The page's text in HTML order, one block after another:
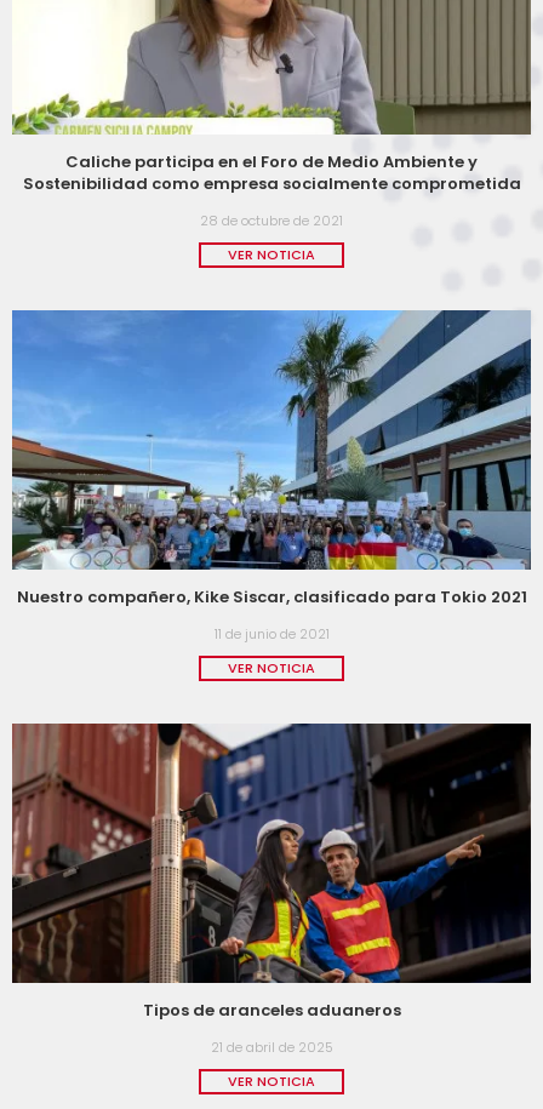
Caliche participa en el Foro de Medio Ambiente y
Sostenibilidad como empresa socialmente comprometida
28 de octubre de 2021
VER NOTICIA
Nuestro compañero, Kike Siscar, clasificado para Tokio 2021
11 de junio de 2021
VER NOTICIA
Tipos de aranceles aduaneros
21 de abril de 2025
VER NOTICIA